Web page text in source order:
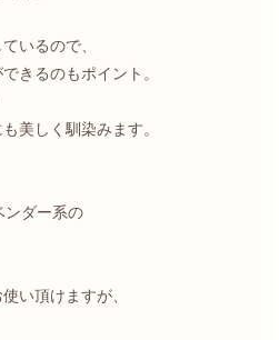
いるので、
きるのもポイント。
美しく馴染みます。
ンダー系の
い頂けますが、